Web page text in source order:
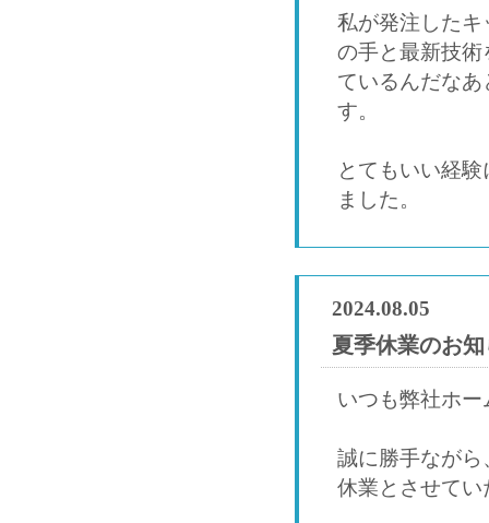
私が発注した
の手と最新技
ているんだな
す。
とてもいい経
ました。
2024.08.05
夏季休業のお
いつも弊社ホ
誠に勝手ながら
休業とさせて